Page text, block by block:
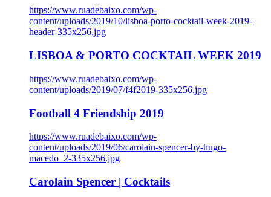
https://www.ruadebaixo.com/wp-
content/uploads/2019/10/lisboa-porto-cocktail-week-2019-
header-335x256.jpg
LISBOA & PORTO COCKTAIL WEEK 2019
https://www.ruadebaixo.com/wp-
content/uploads/2019/07/f4f2019-335x256.jpg
Football 4 Friendship 2019
https://www.ruadebaixo.com/wp-
content/uploads/2019/06/carolain-spencer-by-hugo-
macedo_2-335x256.jpg
Carolain Spencer | Cocktails